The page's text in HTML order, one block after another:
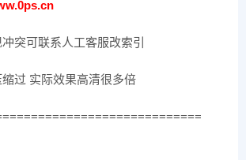
突可联系人工客服改索引
过 实际效果高清很多倍